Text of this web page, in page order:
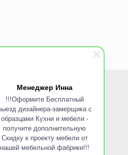
Менеджер Инна
!!!Оформите Бесплатный
дизайнера-замерщика с
образцами Кухни и мебели -
получите дополнительную
Скидку к проекту мебели от
нашей мебельной фабрики!!!
797-10-50 / Whatsapp
info@roinst.ru